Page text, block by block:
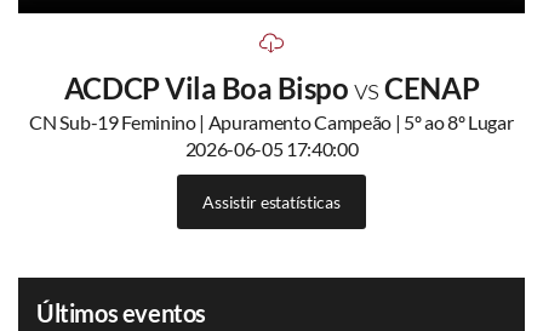
ACDCP Vila Boa BispovsCENAP
CN Sub-19 Feminino | Apuramento Campeão | 5º ao 8º Lugar
2026-06-05 17:40:00
Assistir estatísticas
Últimos eventos